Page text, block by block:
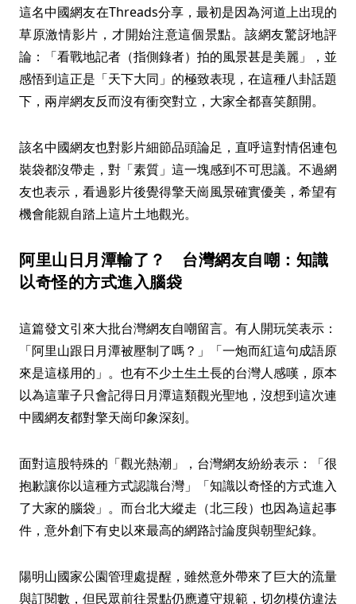
這名中國網友在Threads分享，最初是因為河道上出現的
草原激情影片，才開始注意這個景點。該網友驚訝地評
論：「看戰地記者（指側錄者）拍的風景甚是美麗」，並
感悟到這正是「天下大同」的極致表現，在這種八卦話題
下，兩岸網友反而沒有衝突對立，大家全都喜笑顏開。
該名中國網友也對影片細節品頭論足，直呼這對情侶連包
裝袋都沒帶走，對「素質」這一塊感到不可思議。不過網
友也表示，看過影片後覺得擎天崗風景確實優美，希望有
機會能親自踏上這片土地觀光。
阿里山日月潭輸了？ 台灣網友自嘲：知識
以奇怪的方式進入腦袋
這篇發文引來大批台灣網友自嘲留言。有人開玩笑表示：
「阿里山跟日月潭被壓制了嗎？」「一炮而紅這句成語原
來是這樣用的」。也有不少土生土長的台灣人感嘆，原本
以為這輩子只會記得日月潭這類觀光聖地，沒想到這次連
中國網友都對擎天崗印象深刻。
面對這股特殊的「觀光熱潮」，台灣網友紛紛表示：「很
抱歉讓你以這種方式認識台灣」「知識以奇怪的方式進入
了大家的腦袋」。而台北大縱走（北三段）也因為這起事
件，意外創下有史以來最高的網路討論度與朝聖紀錄。
陽明山國家公園管理處提醒，雖然意外帶來了巨大的流量
與訂閱數，但民眾前往景點仍應遵守規範，切勿模仿違法